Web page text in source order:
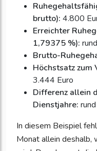
brutto): 4.800
Erreichter
1,79375 %):
Brutto-
Höchstsatz zum
3.444 Euro
Differenz allein
Dienstjahre:
In diesem Beispiel
Monat allein deshalb,